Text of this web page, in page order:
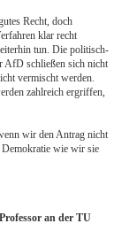
Recht, doch
klar recht
tun. Die politisch-
AfD schließen sich nicht
vermischt werden.
zahlreich ergriffen,
wir den Antrag nicht
wie wir sie
an der TU